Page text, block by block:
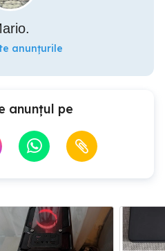
anunțurile
anunțul pe